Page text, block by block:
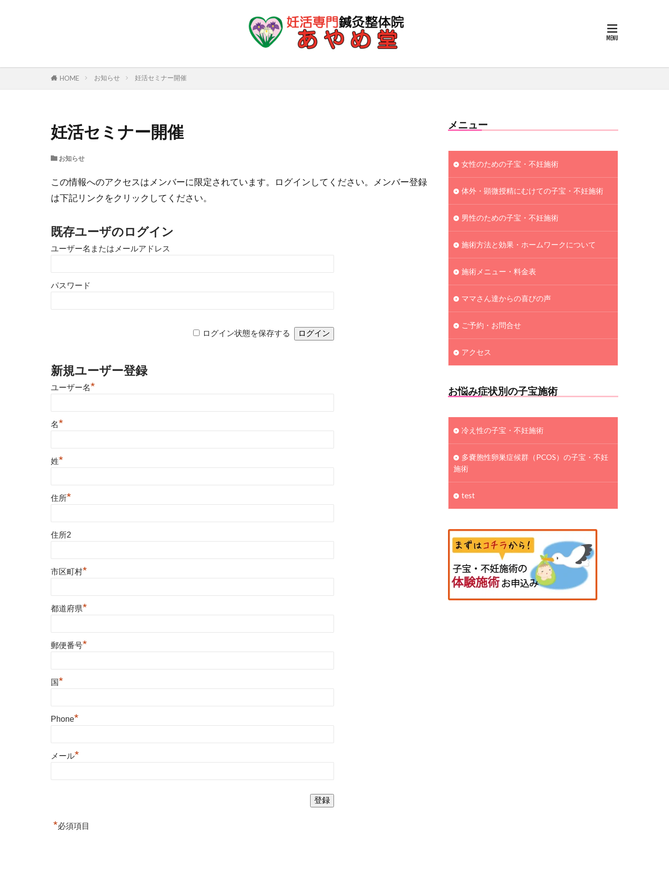
HOME お知らせ 妊活セミナー開催
妊活セミナー開催
お知らせ
この情報へのアクセスはメンバーに限定されています。ログインしてください。メンバー登録
は下記リンクをクリックしてください。
既存ユーザのログイン
ユーザー名またはメールアドレス
パスワード
ログイン状態を保存する
新規ユーザー登録
ユーザー名*
名*
姓*
住所*
住所2
市区町村*
都道府県*
郵便番号*
国*
Phone*
メール*
*必須項目
メニュー
女性のための子宝・不妊施術
体外・顕微授精にむけての子宝・不妊施術
男性のための子宝・不妊施術
施術方法と効果・ホームワークについて
施術メニュー・料金表
ママさん達からの喜びの声
ご予約・お問合せ
アクセス
お悩み症状別の子宝施術
冷え性の子宝・不妊施術
多嚢胞性卵巣症候群（PCOS）の子宝・不妊
施術
test